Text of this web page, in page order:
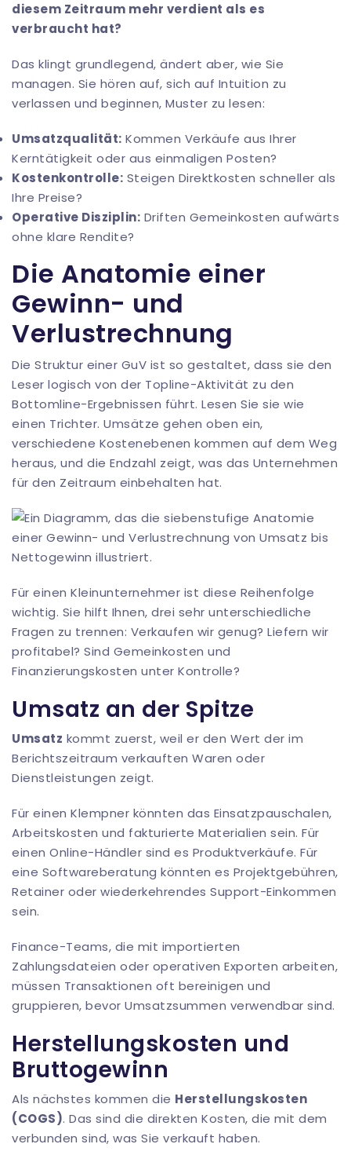
diesem Zeitraum mehr verdient als es
verbraucht hat?
Das klingt grundlegend, ändert aber, wie Sie
managen. Sie hören auf, sich auf Intuition zu
verlassen und beginnen, Muster zu lesen:
Umsatzqualität: Kommen Verkäufe aus Ihrer
Kerntätigkeit oder aus einmaligen Posten?
Kostenkontrolle: Steigen Direktkosten schneller als
Ihre Preise?
Operative Disziplin: Driften Gemeinkosten aufwärts
ohne klare Rendite?
Die Anatomie einer
Gewinn- und
Verlustrechnung
Die Struktur einer GuV ist so gestaltet, dass sie den
Leser logisch von der Topline-Aktivität zu den
Bottomline-Ergebnissen führt. Lesen Sie sie wie
einen Trichter. Umsätze gehen oben ein,
verschiedene Kostenebenen kommen auf dem Weg
heraus, und die Endzahl zeigt, was das Unternehmen
für den Zeitraum einbehalten hat.
Für einen Kleinunternehmer ist diese Reihenfolge
wichtig. Sie hilft Ihnen, drei sehr unterschiedliche
Fragen zu trennen: Verkaufen wir genug? Liefern wir
profitabel? Sind Gemeinkosten und
Finanzierungskosten unter Kontrolle?
Umsatz an der Spitze
Umsatz kommt zuerst, weil er den Wert der im
Berichtszeitraum verkauften Waren oder
Dienstleistungen zeigt.
Für einen Klempner könnten das Einsatzpauschalen,
Arbeitskosten und fakturierte Materialien sein. Für
einen Online-Händler sind es Produktverkäufe. Für
eine Softwareberatung könnten es Projektgebühren,
Retainer oder wiederkehrendes Support-Einkommen
sein.
Finance-Teams, die mit importierten
Zahlungsdateien oder operativen Exporten arbeiten,
müssen Transaktionen oft bereinigen und
gruppieren, bevor Umsatzsummen verwendbar sind.
Herstellungskosten und
Bruttogewinn
Als nächstes kommen die Herstellungskosten
(COGS). Das sind die direkten Kosten, die mit dem
verbunden sind, was Sie verkauft haben.